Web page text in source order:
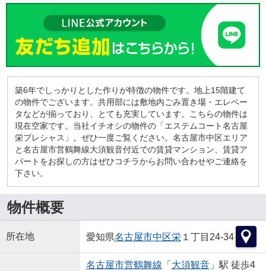
築6年でしっかりとした作りが特徴の物件です。地上15階建て
の物件でございます。共用部には敷地内ごみ置き場・エレベー
タなどが揃っており、とても充実しています。こちらの物件は
現在空家です。当社イチオシの物件の「エステムコート名古屋
栄プレシャス」。ぜひ一度ご覧ください。名古屋市中区エリア
と名古屋市営鶴舞線大須観音付近での賃貸マンション、賃貸ア
パートをお探しの方はぜひコチラからお問い合わせやご連絡を
下さい。
物件概要
所在地 愛知県名古屋市中区栄１丁目24-34
名古屋市営鶴舞線 「 大須観音」駅 徒歩4